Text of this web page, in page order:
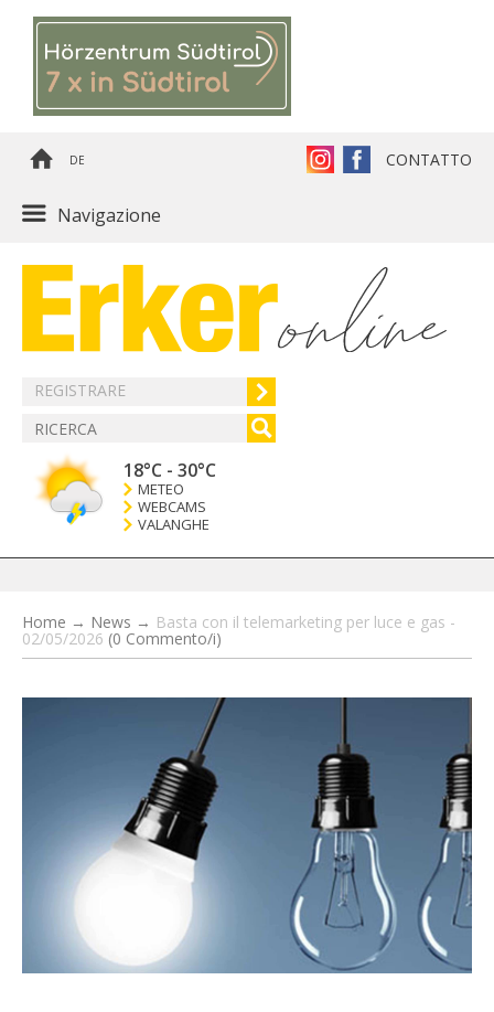
DE CONTATTO
Navigazione
REGISTRARE
18°C - 30°C
METEO
WEBCAMS
VALANGHE
Home → News → Basta con il telemarketing per luce e gas -
02/05/2026 (0 Commento/i)